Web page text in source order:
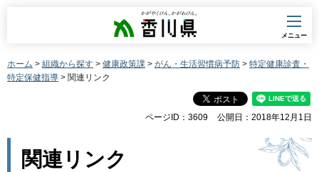
香川県
メニュー
ホーム > 組織から探す > 健康政策課 > がん・生活習慣病予防 > 特定健康診査・
特定保健指導 > 関連リンク
ページID：3609 公開日：2018年12月1日
関連リンク